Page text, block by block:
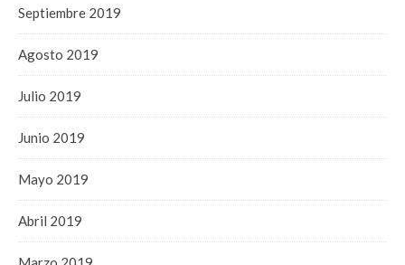
Septiembre 2019
Agosto 2019
Julio 2019
Junio 2019
Mayo 2019
Abril 2019